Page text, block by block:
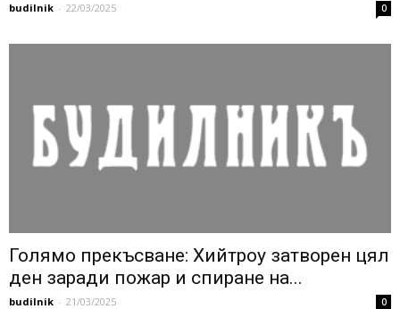
budilnik - 22/03/2025 0
Голямо прекъсване: Хийтроу затворен цял
ден заради пожар и спиране на...
budilnik - 21/03/2025 0